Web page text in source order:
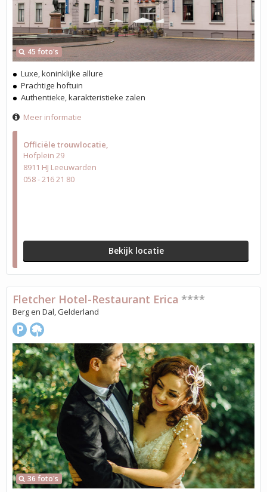
Officiële trouwlocatie
Hofplein 29
8911 HJ Leeuwarden
058 - 216 21 80
Bekijk locatie
45 foto's
Luxe, koninklijke allure
Prachtige hoftuin
Authentieke, karakteristieke zalen
Meer informatie
36 foto's
Fletcher Hotel-Restaurant Erica ****
Berg en Dal, Gelderland